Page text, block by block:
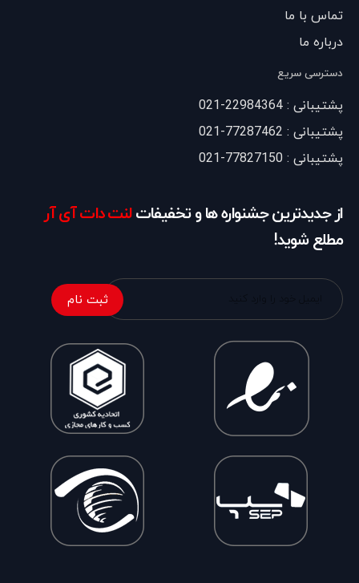
تماس با ما
درباره ما
دسترسی سریع
پشتیبانی : 22984364-021
پشتیبانی : 77287462-021
پشتیبانی : 77827150-021
از جدیدترین جشنواره ها و تخفیفاتلنت دات آی آر
مطلع شوید!
ثبت نام